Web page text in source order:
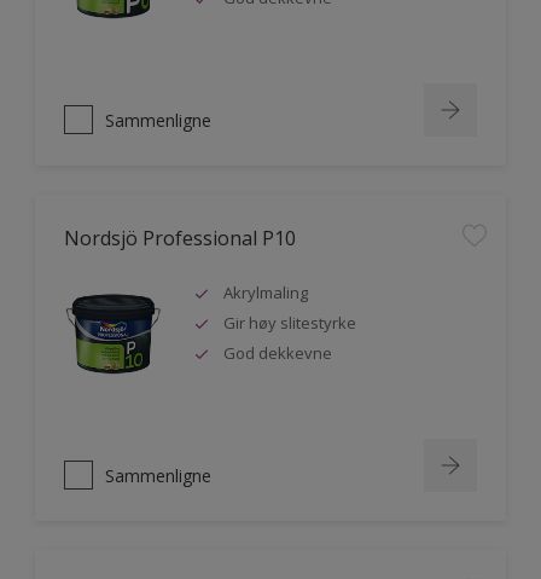
Sammenligne
Nordsjö Professional P10
Akrylmaling
Gir høy slitestyrke
God dekkevne
Sammenligne